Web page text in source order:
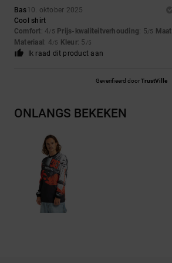
Bas10. oktober 2025
Cool shirt
Comfort: 4/5 Prijs-kwaliteitverhouding: 5/5 Maat
Materiaal : 4/5 Kleur: 5 /5
Ik raad dit product aan
Geverifieerd doorTrustVille
ONLANGS BEKEKEN